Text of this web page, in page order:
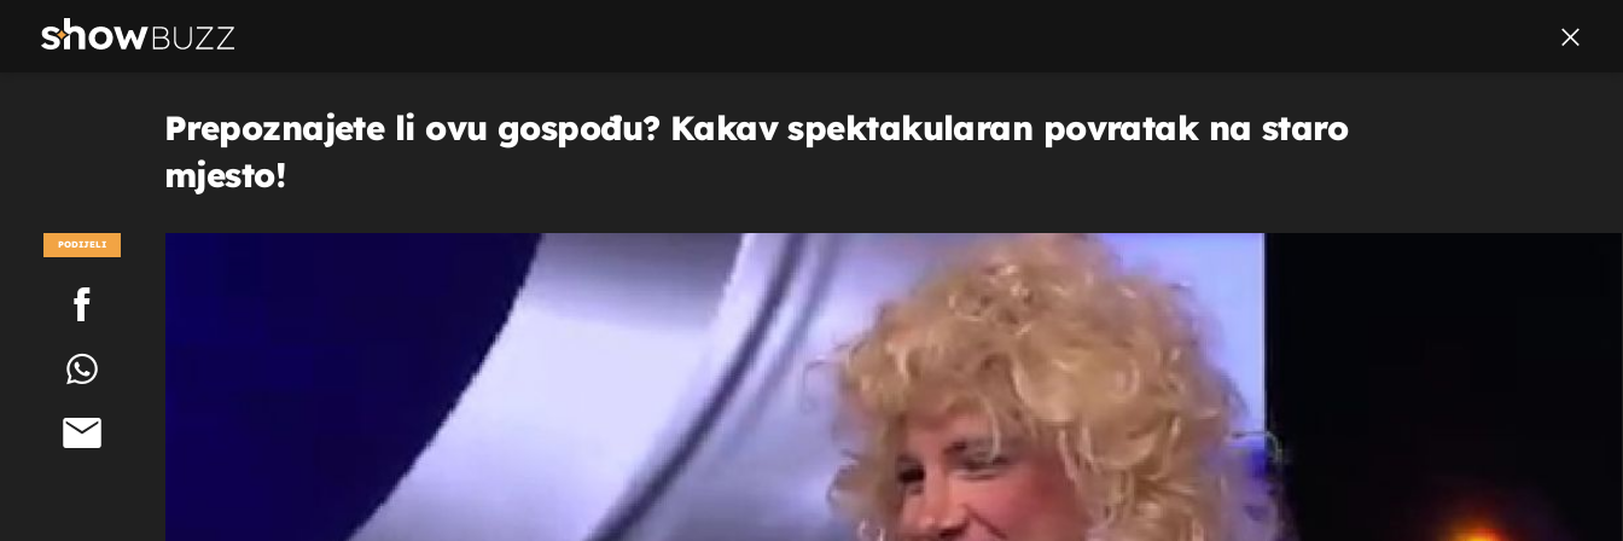
Prepoznajete li ovu gospođu? Kakav spektakularan povratak na staro
mjesto!
PODIJELI